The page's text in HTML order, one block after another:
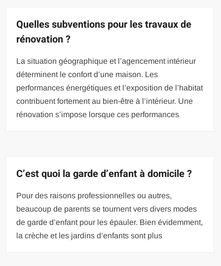
Quelles subventions pour les travaux de
rénovation ?
La situation géographique et l’agencement intérieur
déterminent le confort d’une maison. Les
performances énergétiques et l’exposition de l’habitat
contribuent fortement au bien-être à l’intérieur. Une
rénovation s’impose lorsque ces performances
C’est quoi la garde d’enfant à domicile ?
Pour des raisons professionnelles ou autres,
beaucoup de parents se tournent vers divers modes
de garde d’enfant pour les épauler. Bien évidemment,
la crèche et les jardins d’enfants sont plus